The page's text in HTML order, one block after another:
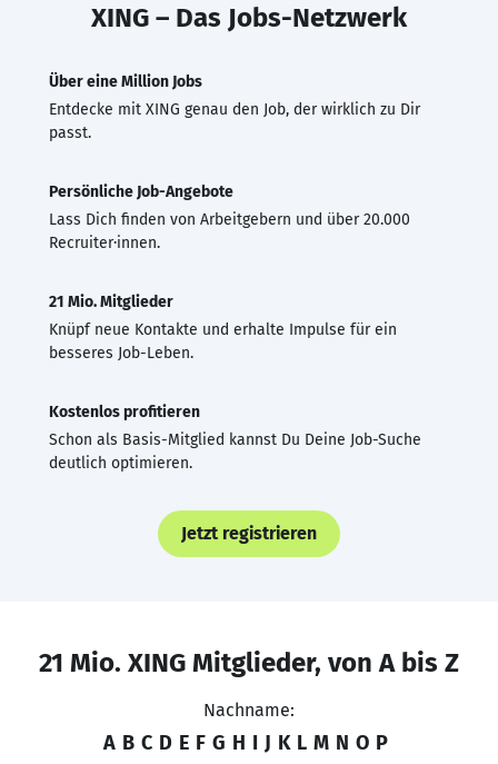
XING – Das Jobs-Netzwerk
Über eine Million Jobs
Entdecke mit XING genau den Job, der wirklich zu Dir
passt.
Persönliche Job-Angebote
Lass Dich finden von Arbeitgebern und über 20.000
Recruiter·innen.
21 Mio. Mitglieder
Knüpf neue Kontakte und erhalte Impulse für ein
besseres Job-Leben.
Kostenlos profitieren
Schon als Basis-Mitglied kannst Du Deine Job-Suche
deutlich optimieren.
Jetzt registrieren
21 Mio. XING Mitglieder, von A bis Z
Nachname:
A B C D E F G H I J K L M N O P